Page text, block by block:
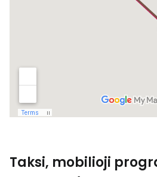
Taksi, mobilioji